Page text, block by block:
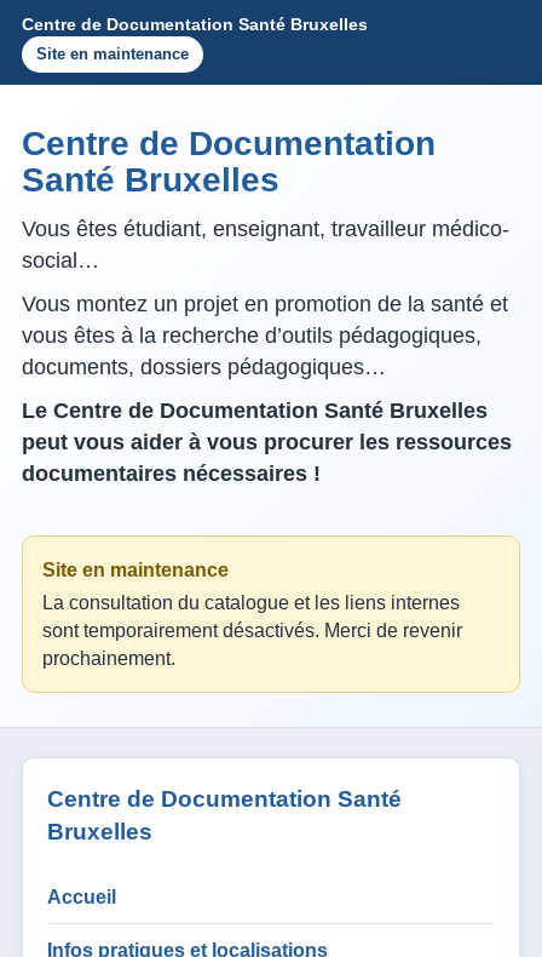
Centre de Documentation Santé Bruxelles
Site en maintenance
Centre de Documentation
Santé Bruxelles
Vous êtes étudiant, enseignant, travailleur médico-
social…
Vous montez un projet en promotion de la santé et
vous êtes à la recherche d’outils pédagogiques,
documents, dossiers pédagogiques…
Le Centre de Documentation Santé Bruxelles
peut vous aider à vous procurer les ressources
documentaires nécessaires !
Site en maintenance
La consultation du catalogue et les liens internes
sont temporairement désactivés. Merci de revenir
prochainement.
Centre de Documentation Santé
Bruxelles
Accueil
Infos pratiques et localisations